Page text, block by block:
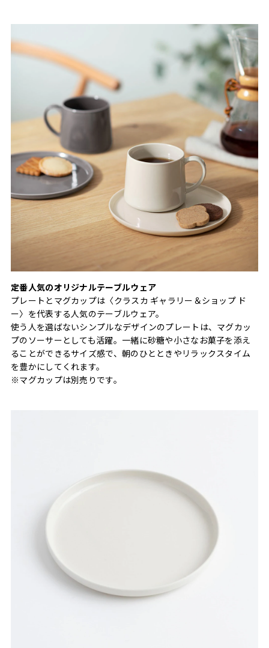
定番人気のオリジナルテーブルウェア
プレートとマグカップは〈クラスカ ギャラリー＆ショップ ド
ー〉を代表する人気のテーブルウェア。
使う人を選ばないシンプルなデザインのプレートは、マグカッ
プのソーサーとしても活躍。一緒に砂糖や小さなお菓子を添え
ることができるサイズ感で、朝のひとときやリラックスタイム
を豊かにしてくれます。
※マグカップは別売りです。